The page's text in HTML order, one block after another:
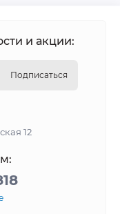
и акции:
Подписаться
12